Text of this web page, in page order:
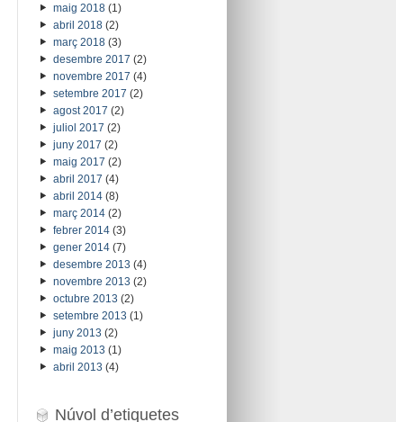
maig 2018(1)
abril 2018(2)
març 2018(3)
desembre 2017 (2)
novembre 2017 (4)
setembre 2017 (2)
agost 2017 (2)
juliol 2017 (2)
juny 2017 (2)
maig 2017 (2)
abril 2017 (4)
abril 2014(8)
març 2014(2)
febrer 2014(3)
gener 2014(7)
desembre 2013 (4)
novembre 2013 (2)
octubre 2013 (2)
setembre 2013 (1)
juny 2013 (2)
maig 2013 (1)
abril 2013 (4)
Núvol d’etiquetes